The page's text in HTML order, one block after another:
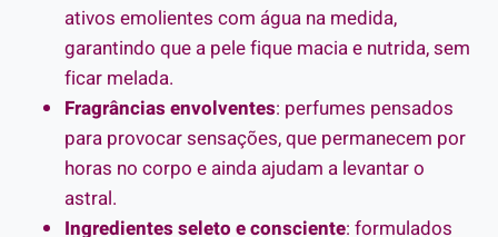
ativos emolientes com água na medida,
garantindo que a pele fique macia e nutrida, sem
ficar melada.
Fragrâncias envolventes: perfumes pensados
para provocar sensações, que permanecem por
horas no corpo e ainda ajudam a levantar o
astral.
Ingredientes seleto e consciente: formulados